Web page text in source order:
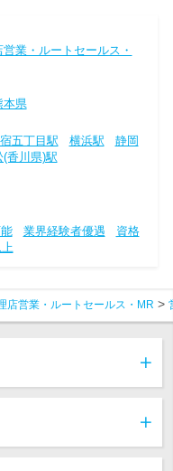
業・ルートセールス・
本県
五丁目駅 横浜駅
静岡
(香川県)駅
業界経験者優遇
資格
店営業・ルートセールス・MR